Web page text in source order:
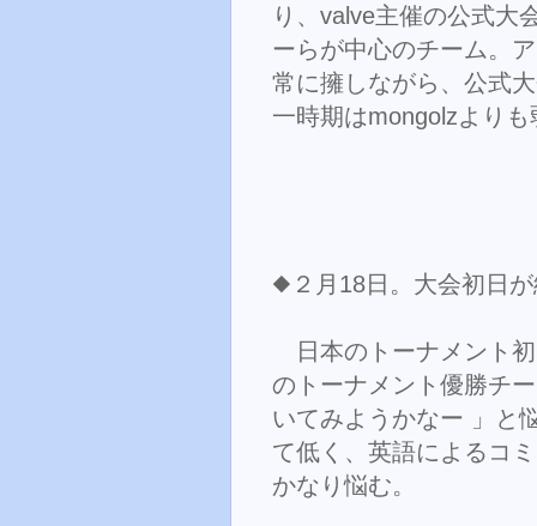
り、valve主催の公式大
ーらが中心のチーム。
常に擁しながら、公式
一時期はmongolzより
◆２月18日。大会初日
日本のトーナメント
のトーナメント優勝チ
いてみようかなー 」と
て低く、英語によるコ
かなり悩む。